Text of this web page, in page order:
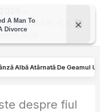
fiul ei. Ce
Amir
Mașini. Semnalul…
despre fiul